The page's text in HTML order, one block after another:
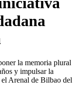
la memoria plural
y impulsar la
Arenal de Bilbao del